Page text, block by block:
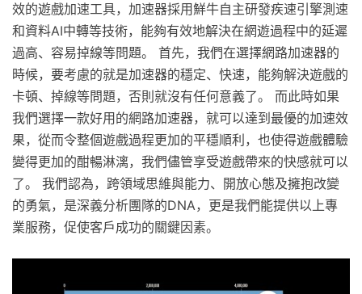
效的遊戲加速工具，加速器採用鮮牛自主研發疾速引擎測速
和資料AI中轉等技術，能夠有效地解決在網遊過程中的延遲
過高、容易掉線等問題。 首先，我們在選擇網路加速器的
時候，要考慮的就是加速器的穩定、快速，能夠解決遊戲的
卡頓、掉線等問題，否則就沒有任何意義了。 而此時如果
我們選擇一款好用的網路加速器，就可以達到最優的加速效
果，從而令整個遊戲過程更加的平穩順利，也使得遊戲體驗
變得更加的酣暢淋漓，我們儘管享受遊戲帶來的快感就可以
了。 我們認為，跨領域思維與能力、開放心態及擁抱改變
的勇氣，是深義分析團隊的DNA，更是我們能提供以上專
業服務，促使客戶成功的關鍵因素。